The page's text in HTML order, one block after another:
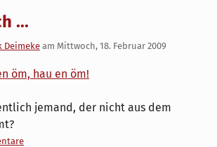
...
Deimeke am Mittwoch, 18. Februar 2009
öm, hau en öm!
jemand, der nicht aus dem